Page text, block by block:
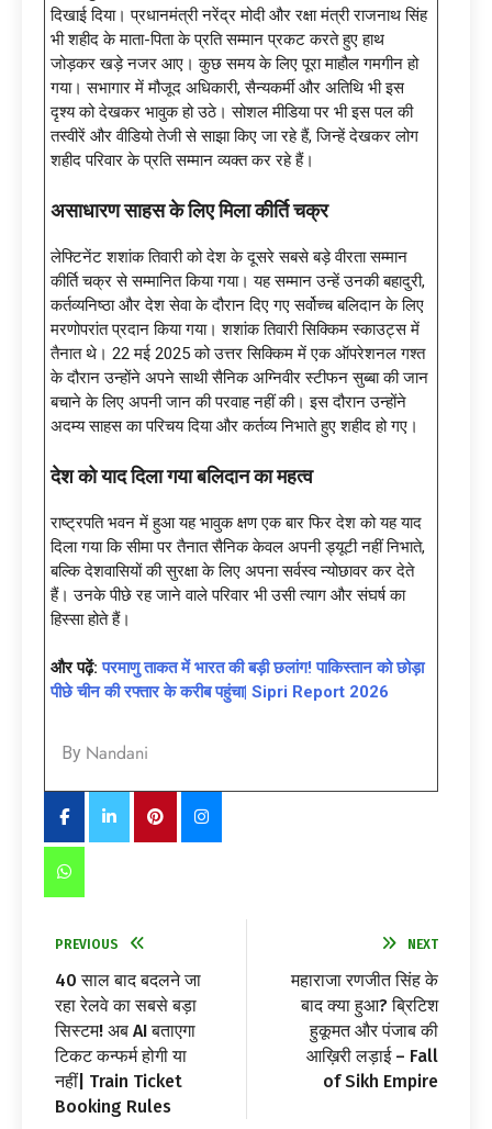
दिखाई दिया। प्रधानमंत्री नरेंद्र मोदी और रक्षा मंत्री राजनाथ सिंह
भी शहीद के माता-पिता के प्रति सम्मान प्रकट करते हुए हाथ
जोड़कर खड़े नजर आए। कुछ समय के लिए पूरा माहौल गमगीन हो
गया। सभागार में मौजूद अधिकारी, सैन्यकर्मी और अतिथि भी इस
दृश्य को देखकर भावुक हो उठे। सोशल मीडिया पर भी इस पल की
तस्वीरें और वीडियो तेजी से साझा किए जा रहे हैं, जिन्हें देखकर लोग
शहीद परिवार के प्रति सम्मान व्यक्त कर रहे हैं।
असाधारण साहस के लिए मिला कीर्ति चक्र
लेफ्टिनेंट शशांक तिवारी को देश के दूसरे सबसे बड़े वीरता सम्मान
कीर्ति चक्र से सम्मानित किया गया। यह सम्मान उन्हें उनकी बहादुरी,
कर्तव्यनिष्ठा और देश सेवा के दौरान दिए गए सर्वोच्च बलिदान के लिए
मरणोपरांत प्रदान किया गया। शशांक तिवारी सिक्किम स्काउट्स में
तैनात थे। 22 मई 2025 को उत्तर सिक्किम में एक ऑपरेशनल गश्त
के दौरान उन्होंने अपने साथी सैनिक अग्निवीर स्टीफन सुब्बा की जान
बचाने के लिए अपनी जान की परवाह नहीं की। इस दौरान उन्होंने
अदम्य साहस का परिचय दिया और कर्तव्य निभाते हुए शहीद हो गए।
देश को याद दिला गया बलिदान का महत्व
राष्ट्रपति भवन में हुआ यह भावुक क्षण एक बार फिर देश को यह याद
दिला गया कि सीमा पर तैनात सैनिक केवल अपनी ड्यूटी नहीं निभाते,
बल्कि देशवासियों की सुरक्षा के लिए अपना सर्वस्व न्योछावर कर देते
हैं। उनके पीछे रह जाने वाले परिवार भी उसी त्याग और संघर्ष का
हिस्सा होते हैं।
और पढ़ें:परमाणु ताकत में भारत की बड़ी छलांग! पाकिस्तान को छोड़ा
पीछे चीन की रफ्तार के करीब पहुंचा| Sipri Report 2026
By Nandani
PREVIOUS
40 साल बाद बदलने जा
रहा रेलवे का सबसे बड़ा
सिस्टम! अब AI बताएगा
टिकट कन्फर्म होगी या
नहीं| Train Ticket
Booking Rules
NEXT
महाराजा रणजीत सिंह के
बाद क्या हुआ? ब्रिटिश
हुकूमत और पंजाब की
आख़िरी लड़ाई – Fall
of Sikh Empire